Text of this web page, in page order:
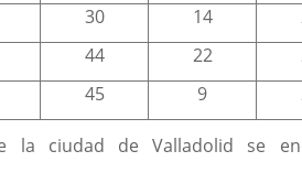
30 14
44 22
45 9
ciudad de Valladolid se